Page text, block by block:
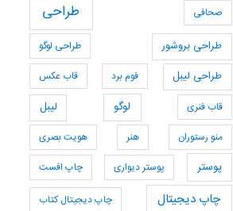
صحافی طراحی
طراحی بروشور طراحی لوگو
طراحی لیبل فوم برد
قاب عکس
قاب فنری
لوگو لیبل
منو رستوران هنر هویت بصری
پوستر پوستر دیواری چاپ افست
چاپ دیجیتال چاپ دیجیتال کتاب